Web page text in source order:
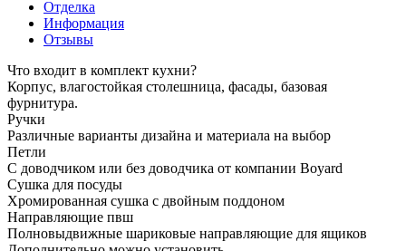
Отделка
Информация
Отзывы
Что входит в комплект кухни?
Корпус, влагостойкая столешница, фасады, базовая
фурнитура.
Ручки
Различные варианты дизайна и материала на выбор
Петли
С доводчиком или без доводчика от компании Boyard
Сушка для посуды
Хромированная сушка с двойным поддоном
Направляющие пвш
Полновыдвижные шариковые направляющие для ящиков